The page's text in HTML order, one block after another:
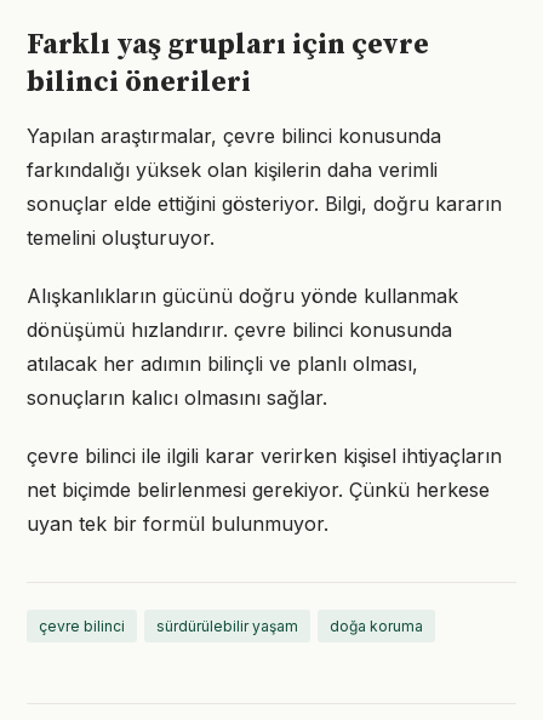
Farklı yaş grupları için çevre
bilinci önerileri
Yapılan araştırmalar, çevre bilinci konusunda
farkındalığı yüksek olan kişilerin daha verimli
sonuçlar elde ettiğini gösteriyor. Bilgi, doğru kararın
temelini oluşturuyor.
Alışkanlıkların gücünü doğru yönde kullanmak
dönüşümü hızlandırır. çevre bilinci konusunda
atılacak her adımın bilinçli ve planlı olması,
sonuçların kalıcı olmasını sağlar.
çevre bilinci ile ilgili karar verirken kişisel ihtiyaçların
net biçimde belirlenmesi gerekiyor. Çünkü herkese
uyan tek bir formül bulunmuyor.
çevre bilinci sürdürülebilir yaşam doğa koruma